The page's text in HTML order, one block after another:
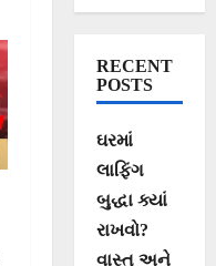
RECENT
POSTS
ઘરમાં
લાફિંગ
બુદ્ધા ક્યાં
રાખવો?
વાસ્તુ અને